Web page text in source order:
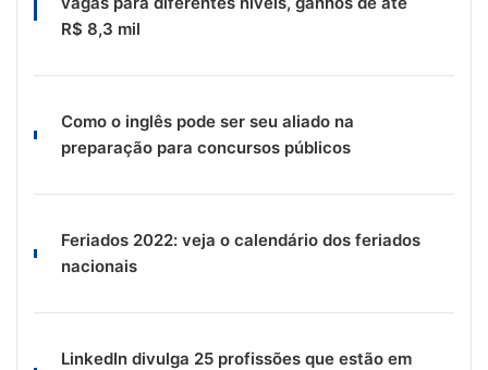
R$ 8,3 mil
Como o inglês pode ser seu aliado na
preparação para concursos públicos
Feriados 2022: veja o calendário dos feriados
nacionais
LinkedIn divulga 25 profissões que estão em